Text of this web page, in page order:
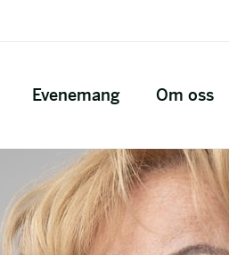
Evenemang Om oss